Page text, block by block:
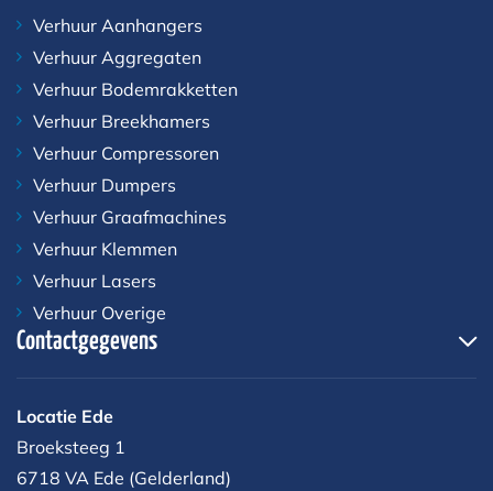
Verhuur Aanhangers
Verhuur Aggregaten
Verhuur Bodemrakketten
Verhuur Breekhamers
Verhuur Compressoren
Verhuur Dumpers
Verhuur Graafmachines
Verhuur Klemmen
Verhuur Lasers
Verhuur Overige
Contactgegevens
Locatie Ede
Broeksteeg 1
6718 VA Ede (Gelderland)